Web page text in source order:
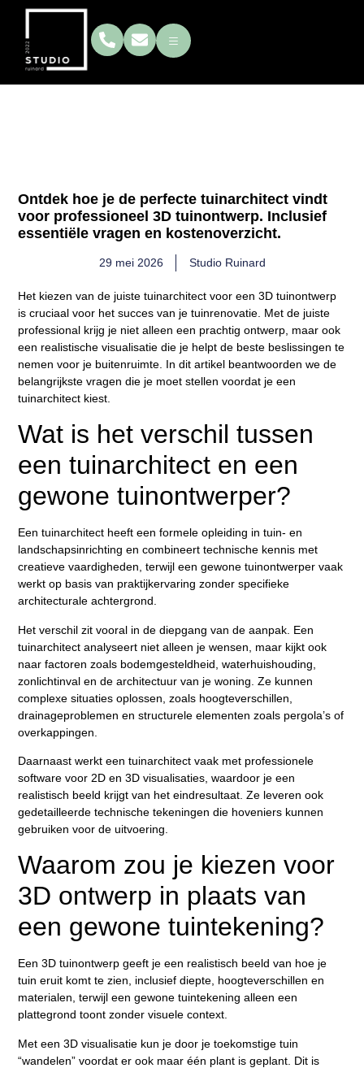
Hoe kies ik de juiste
tuinarchitect voor 3d
ontwerp?
Ontdek hoe je de perfecte tuinarchitect vindt
voor professioneel 3D tuinontwerp. Inclusief
essentiële vragen en kostenoverzicht.
29 mei 2026 Studio Ruinard
Het kiezen van de juiste tuinarchitect voor een 3D tuinontwerp
is cruciaal voor het succes van je tuinrenovatie. Met de juiste
professional krijg je niet alleen een prachtig ontwerp, maar ook
een realistische visualisatie die je helpt de beste beslissingen te
nemen voor je buitenruimte. In dit artikel beantwoorden we de
belangrijkste vragen die je moet stellen voordat je een
tuinarchitect kiest.
Wat is het verschil tussen
een tuinarchitect en een
gewone tuinontwerper?
Een tuinarchitect heeft een formele opleiding in tuin- en
landschapsinrichting en combineert technische kennis met
creatieve vaardigheden, terwijl een gewone tuinontwerper vaak
werkt op basis van praktijkervaring zonder specifieke
architecturale achtergrond.
Het verschil zit vooral in de diepgang van de aanpak. Een
tuinarchitect analyseert niet alleen je wensen, maar kijkt ook
naar factoren zoals bodemgesteldheid, waterhuishouding,
zonlichtinval en de architectuur van je woning. Ze kunnen
complexe situaties oplossen, zoals hoogteverschillen,
drainageproblemen en structurele elementen zoals pergola’s of
overkappingen.
Daarnaast werkt een tuinarchitect vaak met professionele
software voor 2D en 3D visualisaties, waardoor je een
realistisch beeld krijgt van het eindresultaat. Ze leveren ook
gedetailleerde technische tekeningen die hoveniers kunnen
gebruiken voor de uitvoering.
Waarom zou je kiezen voor
3D ontwerp in plaats van
een gewone tuintekening?
Een 3D tuinontwerp geeft je een realistisch beeld van hoe je
tuin eruit komt te zien, inclusief diepte, hoogteverschillen en
materialen, terwijl een gewone tuintekening alleen een
plattegrond toont zonder visuele context.
Met een 3D visualisatie kun je door je toekomstige tuin
“wandelen” voordat er ook maar één plant is geplant. Dit is